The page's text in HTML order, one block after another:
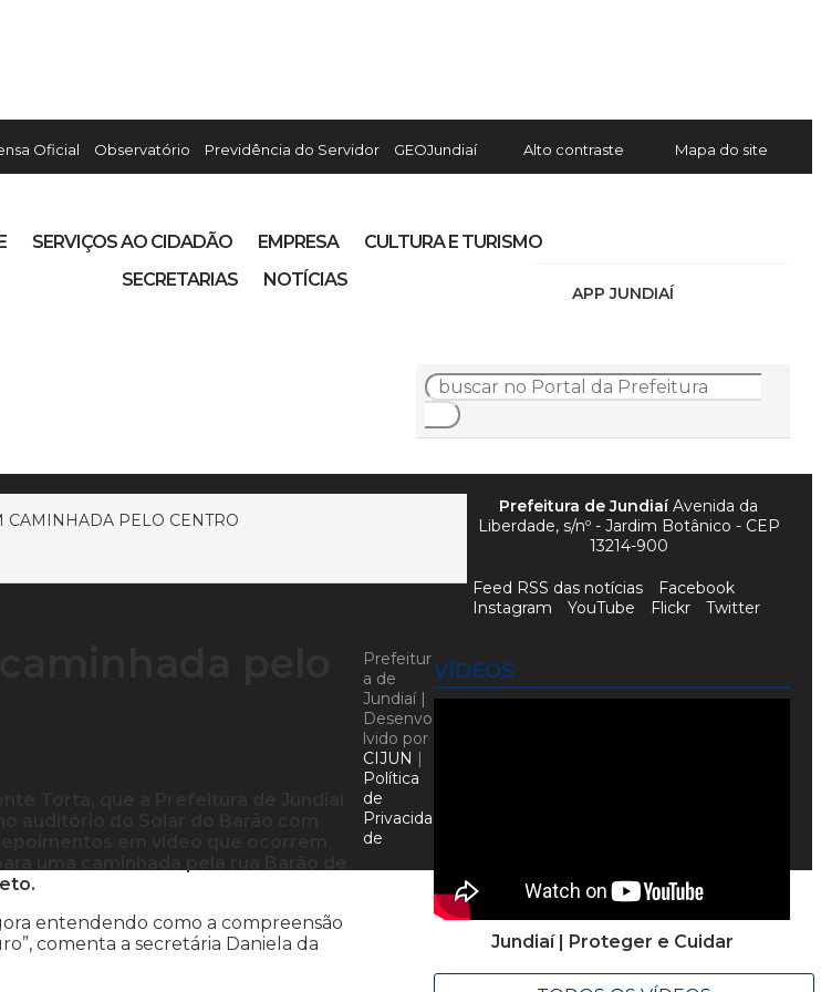
Oficial Observatório Previdência do Servidor GEOJundiaí Alto contraste Mapa do site
APP JUNDIAÍ
SERVIÇOS AO CIDADÃO EMPRESA
CULTURA E TURISMO
SECRETARIAS
NOTÍCIAS
CAMINHADA PELO CENTRO
entendendo como a compreensão
comenta a secretária Daniela da
VÍDEOS
Jundiaí | Proteger e Cuidar
Prefeitura de JundiaíAvenida da
Liberdade, s/nº - Jardim Botânico - CEP
13214-900
Feed RSS das notícias
Facebook
Instagram
YouTube Flickr Twitter
Prefeitur
a de
Jundiaí |
Desenvo
lvido por
CIJUN |
Política
de
Privacida
de